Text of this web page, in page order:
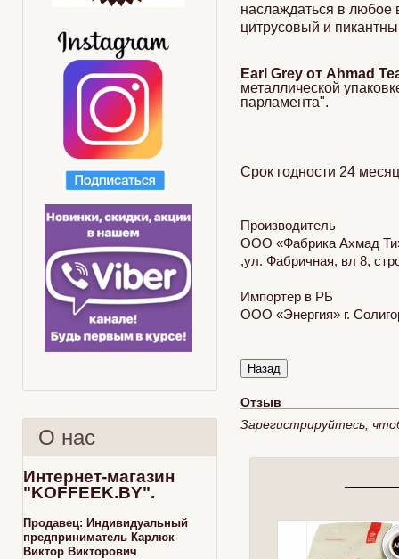
О нас
Интернет-магазин
"KOFFEEK.BY".
Продавец: Индивидуальный
предприниматель Карлюк
Виктор Викторович
наслаждаться в любое
цитрусовый и
Earl Grey от Ahmad
металлической
парламента".
Срок годности 24
Производитель
ООО «Фабрика Ахмад
,ул. Фабричная, вл 8,
Импортер в РБ
ООО «Энергия» г.
Отзыв
Зарегистрируйтесь,